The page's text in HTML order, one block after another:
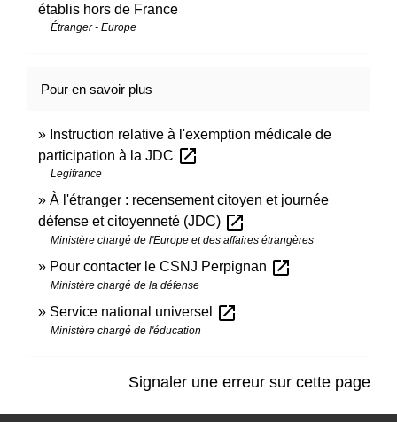
établis hors de France
Étranger - Europe
Pour en savoir plus
Instruction relative à l'exemption médicale de
participation à la JDC open_in_new
Legifrance
À l'étranger : recensement citoyen et journée
défense et citoyenneté (JDC) open_in_new
Ministère chargé de l'Europe et des affaires étrangères
Pour contacter le CSNJ Perpignan open_in_new
Ministère chargé de la défense
Service national universel open_in_new
Ministère chargé de l'éducation
Signaler une erreur sur cette page